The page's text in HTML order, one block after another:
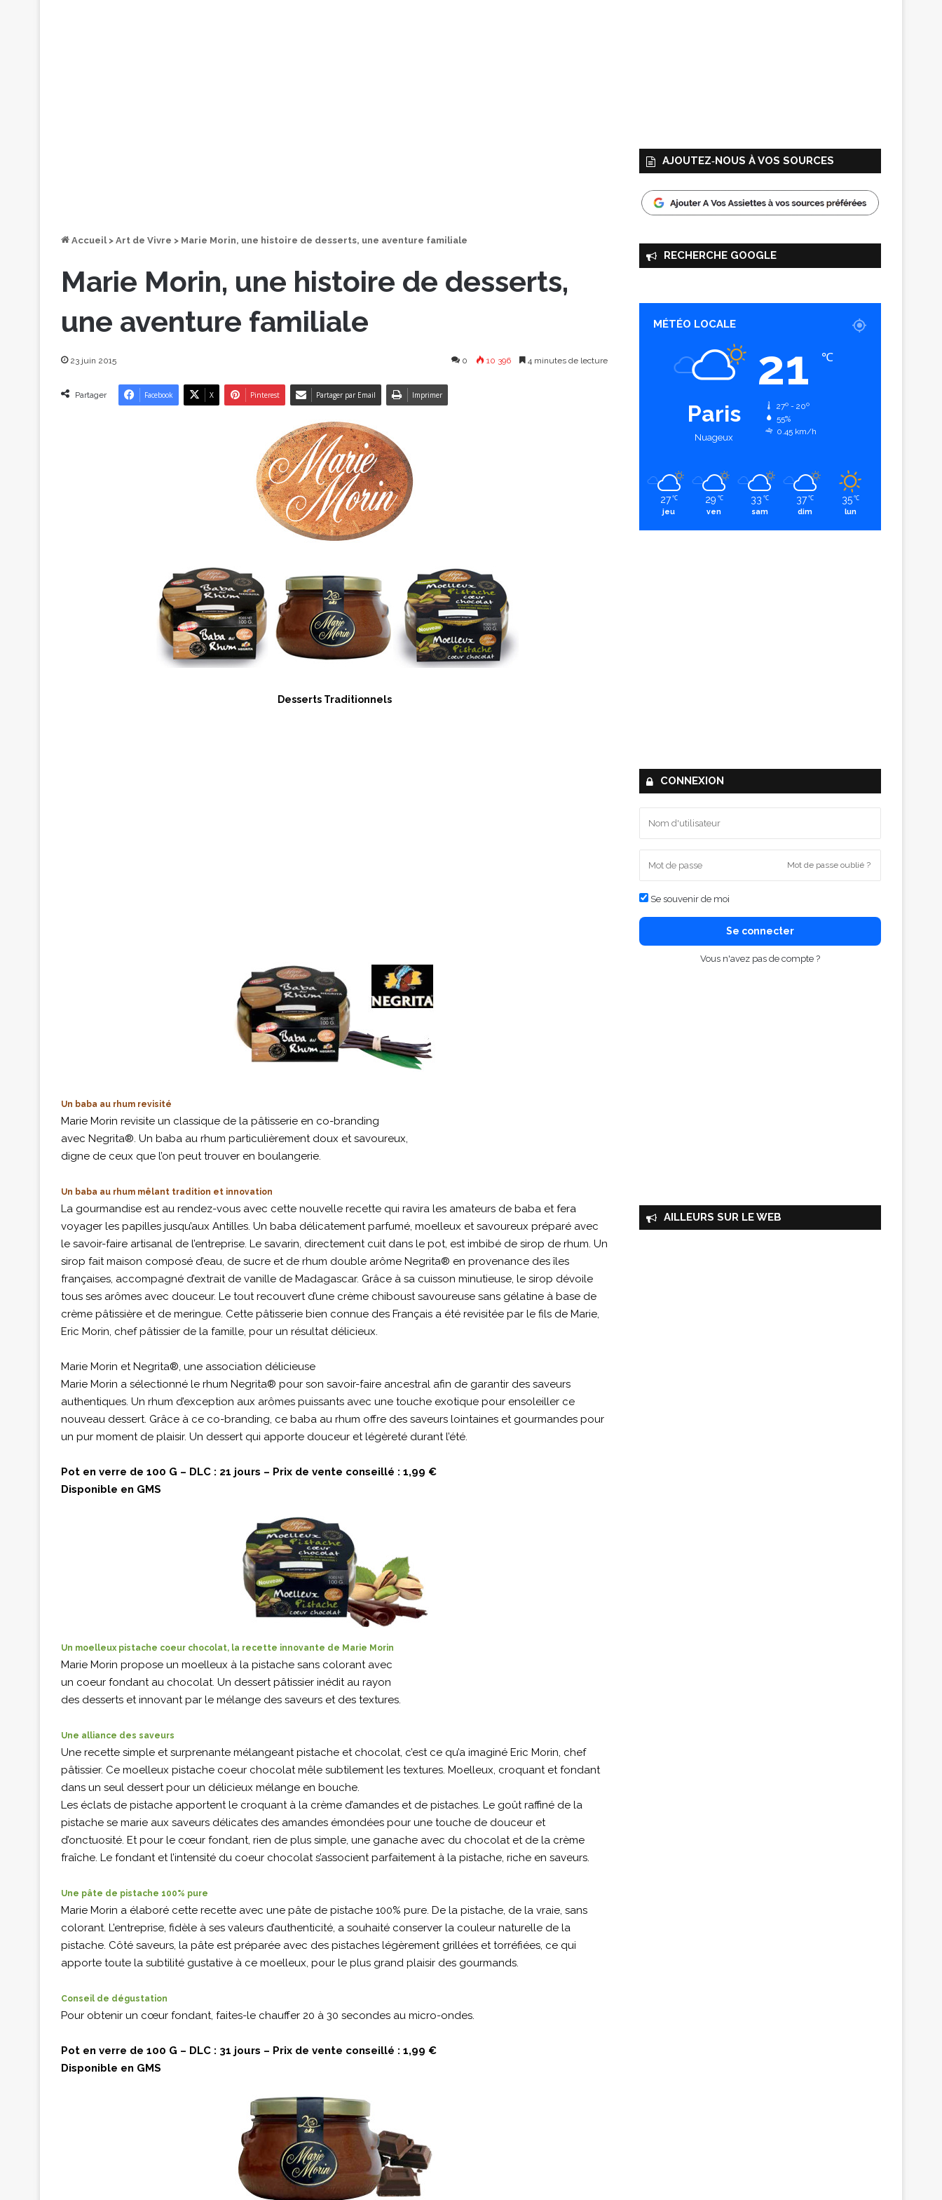
Accueil > Art de Vivre > Marie Morin, une histoire de desserts, une aventure familiale
Marie Morin, une histoire de desserts,
une aventure familiale
23 juin 2015 0 10 396 4 minutes de lecture
Partager Facebook X Pinterest Partager par Email Imprimer
Desserts Traditionnels
Un baba au rhum revisité
Marie Morin revisite un classique de la pâtisserie en co-branding
avec Negrita®. Un baba au rhum particulièrement doux et savoureux,
digne de ceux que l’on peut trouver en boulangerie.
Un baba au rhum mêlant tradition et innovation
La gourmandise est au rendez-vous avec cette nouvelle recette qui ravira les amateurs de baba et fera
voyager les papilles jusqu’aux Antilles. Un baba délicatement parfumé, moelleux et savoureux préparé avec
le savoir-faire artisanal de l’entreprise. Le savarin, directement cuit dans le pot, est imbibé de sirop de rhum. Un
sirop fait maison composé d’eau, de sucre et de rhum double arôme Negrita® en provenance des îles
françaises, accompagné d’extrait de vanille de Madagascar. Grâce à sa cuisson minutieuse, le sirop dévoile
tous ses arômes avec douceur. Le tout recouvert d’une crème chiboust savoureuse sans gélatine à base de
crème pâtissière et de meringue. Cette pâtisserie bien connue des Français a été revisitée par le fils de Marie,
Eric Morin, chef pâtissier de la famille, pour un résultat délicieux.
Marie Morin et Negrita®, une association délicieuse
Marie Morin a sélectionné le rhum Negrita® pour son savoir-faire ancestral afin de garantir des saveurs
authentiques. Un rhum d’exception aux arômes puissants avec une touche exotique pour ensoleiller ce
nouveau dessert. Grâce à ce co-branding, ce baba au rhum offre des saveurs lointaines et gourmandes pour
un pur moment de plaisir. Un dessert qui apporte douceur et légèreté durant l’été.
Pot en verre de 100 G – DLC : 21 jours – Prix de vente conseillé : 1,99 €
Disponible en GMS
Un moelleux pistache coeur chocolat, la recette innovante de Marie Morin
Marie Morin propose un moelleux à la pistache sans colorant avec
un coeur fondant au chocolat. Un dessert pâtissier inédit au rayon
des desserts et innovant par le mélange des saveurs et des textures.
Une alliance des saveurs
Une recette simple et surprenante mélangeant pistache et chocolat, c’est ce qu’a imaginé Eric Morin, chef
pâtissier. Ce moelleux pistache coeur chocolat mêle subtilement les textures. Moelleux, croquant et fondant
dans un seul dessert pour un délicieux mélange en bouche.
Les éclats de pistache apportent le croquant à la crème d’amandes et de pistaches. Le goût raffiné de la
pistache se marie aux saveurs délicates des amandes émondées pour une touche de douceur et
d’onctuosité. Et pour le cœur fondant, rien de plus simple, une ganache avec du chocolat et de la crème
fraîche. Le fondant et l’intensité du coeur chocolat s’associent parfaitement à la pistache, riche en saveurs.
Une pâte de pistache 100% pure
Marie Morin a élaboré cette recette avec une pâte de pistache 100% pure. De la pistache, de la vraie, sans
colorant. L’entreprise, fidèle à ses valeurs d’authenticité, a souhaité conserver la couleur naturelle de la
pistache. Côté saveurs, la pâte est préparée avec des pistaches légèrement grillées et torréfiées, ce qui
apporte toute la subtilité gustative à ce moelleux, pour le plus grand plaisir des gourmands.
Conseil de dégustation
Pour obtenir un cœur fondant, faites-le chauffer 20 à 30 secondes au micro-ondes.
Pot en verre de 100 G – DLC : 31 jours – Prix de vente conseillé : 1,99 €
Disponible en GMS
AJOUTEZ‑NOUS À VOS SOURCES
RECHERCHE GOOGLE
MÉTÉO LOCALE
Paris
Nuageux
21 ℃
27º - 20º
55%
0.45 km/h
27 ℃
jeu
29 ℃
ven
33 ℃
sam
37 ℃
dim
35 ℃
lun
CONNEXION
Mot de passe oublié ?
Se souvenir de moi
Se connecter
Vous n'avez pas de compte ?
AILLEURS SUR LE WEB